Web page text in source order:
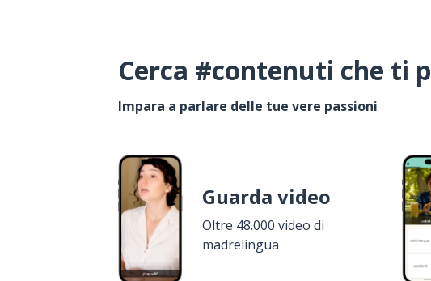
Cerca #contenuti che ti
Impara a parlare delle tue vere passioni
Guarda video
Oltre 48.000 video di
madrelingua